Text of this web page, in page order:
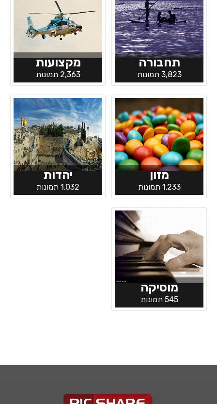
תחבורה
3,823 תמונות
מקצועות
2,363 תמונות
מזון
1,233 תמונות
יהדות
1,032 תמונות
מוסיקה
545 תמונות